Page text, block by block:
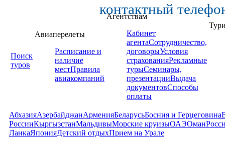
контактный
Поиск
туров
Авиаперелеты
Расписание и
наличие
местПравила
авиакомпаний
Агентствам
Кабинет
агентаСотрудничество,
договорыУсловия
страхованияРекламные
турыСеминары,
презентацииВыдача
документовСпособы
оплаты
АбхазияАзербайджанАрменияБеларусьБосния и Герцеговина
РоссииКыргызстанМальдивыМорские круизыОАЭОман
ЛанкаЯпонияДетский отдыхПрием на Урале